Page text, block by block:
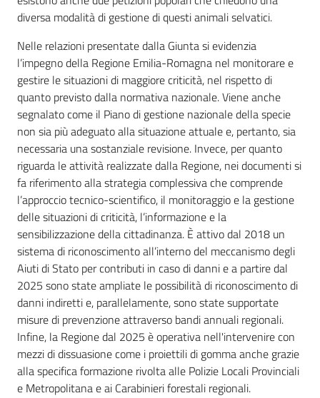
diversa modalità di gestione di questi animali selvatici.
Nelle relazioni presentate dalla Giunta si evidenzia
l’impegno della Regione Emilia-Romagna nel monitorare e
gestire le situazioni di maggiore criticità, nel rispetto di
quanto previsto dalla normativa nazionale. Viene anche
segnalato come il Piano di gestione nazionale della specie
non sia più adeguato alla situazione attuale e, pertanto, sia
necessaria una sostanziale revisione. Invece, per quanto
riguarda le attività realizzate dalla Regione, nei documenti si
fa riferimento alla strategia complessiva che comprende
l’approccio tecnico-scientifico, il monitoraggio e la gestione
delle situazioni di criticità, l’informazione e la
sensibilizzazione della cittadinanza. È attivo dal 2018 un
sistema di riconoscimento all’interno del meccanismo degli
Aiuti di Stato per contributi in caso di danni e a partire dal
2025 sono state ampliate le possibilità di riconoscimento di
danni indiretti e, parallelamente, sono state supportate
misure di prevenzione attraverso bandi annuali regionali.
Infine, la Regione dal 2025 è operativa nell'intervenire con
mezzi di dissuasione come i proiettili di gomma anche grazie
alla specifica formazione rivolta alle Polizie Locali Provinciali
e Metropolitana e ai Carabinieri forestali regionali.